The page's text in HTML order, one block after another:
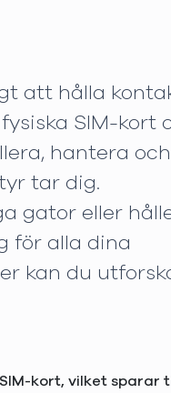
att hålla
SIM-kort
hantera
tar dig.
gator eller
för alla dina
kan du
kort, vilket sparar